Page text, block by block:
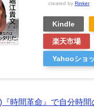
created by Rinker
Kindle
楽天市場
Yahooショ
時間革命』で自分時間